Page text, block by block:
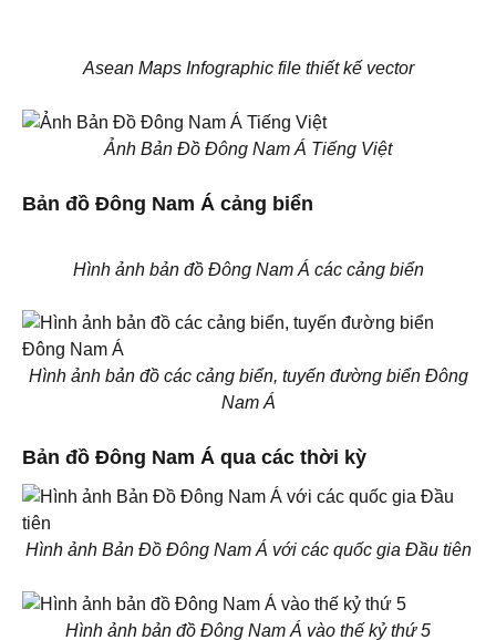
Asean Maps Infographic file thiết kế vector
Ảnh Bản Đồ Đông Nam Á Tiếng Việt
Bản đồ Đông Nam Á cảng biển
Hình ảnh bản đồ Đông Nam Á các cảng biển
Hình ảnh bản đồ các cảng biển, tuyến đường biển Đông
Nam Á
Bản đồ Đông Nam Á qua các thời kỳ
Hình ảnh Bản Đồ Đông Nam Á với các quốc gia Đầu tiên
Hình ảnh bản đồ Đông Nam Á vào thế kỷ thứ 5